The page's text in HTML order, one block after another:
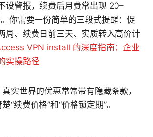
设警报，续费后月费常出现 20–
你需要一份简单的三段式提醒：促
周、续费日前三天、实质转入高价计
VPN install 的深度指南：企业
实操路径
实世界的优惠常常带有隐藏条款，
“续费价格”和“价格锁定期”。